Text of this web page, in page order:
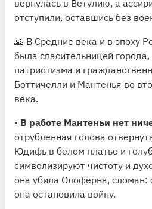
вернулась в Ветулию, а
отступили, оставшись без
🙏 В Средние века и в эпоху
была спасительницей
патриотизма и
Боттичелли и Мантенья во
века.
▪️ В работе Мантеньи нет
отрубленная голова
Юдифь в белом платье и
символизируют чистоту и
она убила Олоферна, сломан:
она остановила войну.